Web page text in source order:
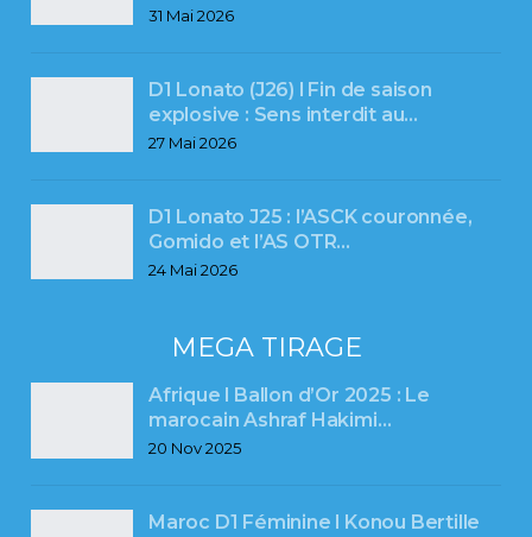
31 Mai 2026
D1 Lonato (J26) l Fin de saison
explosive : Sens interdit au…
27 Mai 2026
D1 Lonato J25 : l’ASCK couronnée,
Gomido et l’AS OTR…
24 Mai 2026
MEGA TIRAGE
Afrique l Ballon d’Or 2025 : Le
marocain Ashraf Hakimi…
20 Nov 2025
Maroc D1 Féminine l Konou Bertille